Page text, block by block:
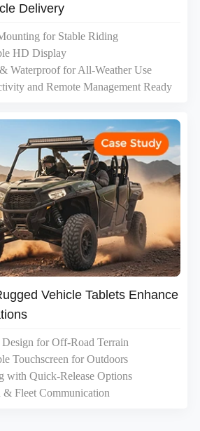
Delivery
for Stable Riding
HD Display
Waterproof for All-Weather Use
and Remote Management Ready
Vehicle Tablets Enhance
Design for Off-Road Terrain
Touchscreen for Outdoors
with Quick-Release Options
Fleet Communication